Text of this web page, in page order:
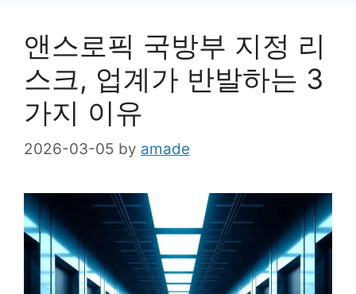
앤스로픽 국방부 지정 리
스크, 업계가 반발하는 3
가지 이유
2026-03-05 by amade